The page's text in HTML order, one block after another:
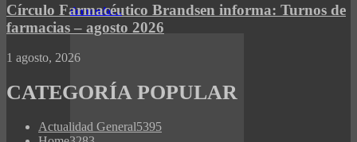
demanda…
Círculo Farmacéutico Brandsen informa: Turnos de
farmacias – agosto 2026
1 agosto, 2026
CATEGORÍA POPULAR
Actualidad General5395